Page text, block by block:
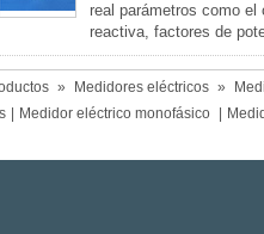
real parámetros como
reactiva, factores de
» Medidores eléctricos »
Medidor eléctrico monofásico